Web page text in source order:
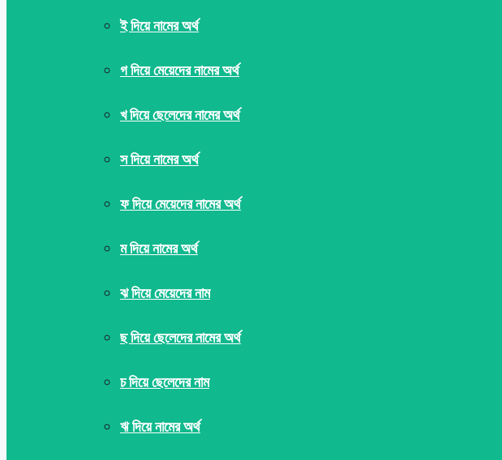
ই দিয়ে নামের অর্থ
গ দিয়ে মেয়েদের নামের অর্থ
খ দিয়ে ছেলেদের নামের অর্থ
স দিয়ে নামের অর্থ
ফ দিয়ে মেয়েদের নামের অর্থ
ম দিয়ে নামের অর্থ
ঝ দিয়ে মেয়েদের নাম
ছ দিয়ে ছেলেদের নামের অর্থ
চ দিয়ে ছেলেদের নাম
ঋ দিয়ে নামের অর্থ